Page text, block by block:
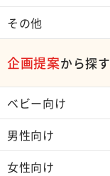
その他
企画提案から探す
ベビー向け
男性向け
女性向け